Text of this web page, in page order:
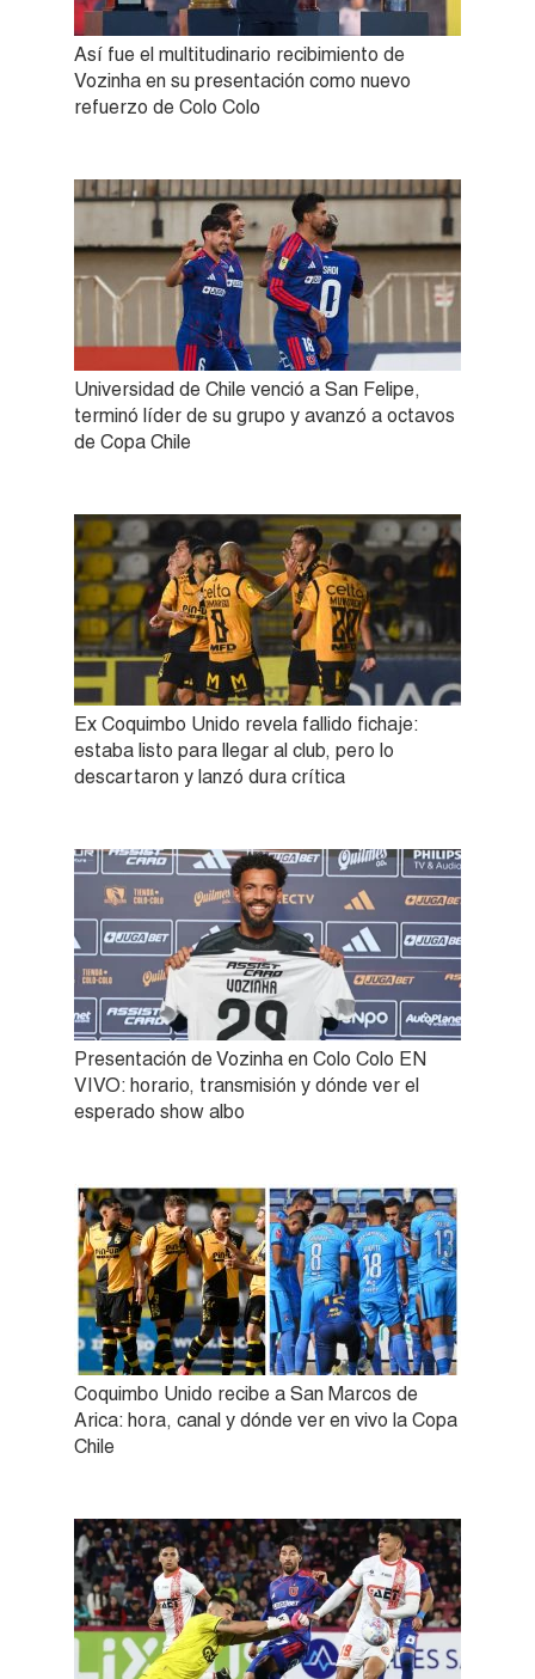
Así fue el multitudinario recibimiento de
Vozinha en su presentación como nuevo
refuerzo de Colo Colo
Universidad de Chile venció a San Felipe,
terminó líder de su grupo y avanzó a octavos
de Copa Chile
Ex Coquimbo Unido revela fallido fichaje:
estaba listo para llegar al club, pero lo
descartaron y lanzó dura crítica
Presentación de Vozinha en Colo Colo EN
VIVO: horario, transmisión y dónde ver el
esperado show albo
Coquimbo Unido recibe a San Marcos de
Arica: hora, canal y dónde ver en vivo la Copa
Chile